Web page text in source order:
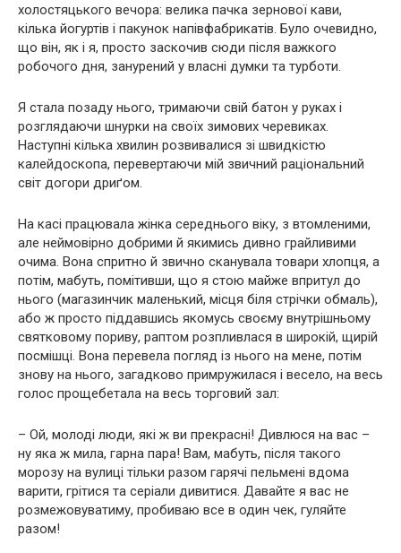
холостяцького вечора: велика пачка зернової кави,
кілька йогуртів і пакунок напівфабрикатів. Було очевидно,
що він, як і я, просто заскочив сюди після важкого
робочого дня, занурений у власні думки та турботи.
Я стала позаду нього, тримаючи свій батон у руках і
розглядаючи шнурки на своїх зимових черевиках.
Наступні кілька хвилин розвивалися зі швидкістю
калейдоскопа, перевертаючи мій звичний раціональний
світ догори дриґом.
На касі працювала жінка середнього віку, з втомленими,
але неймовірно добрими й якимись дивно грайливими
очима. Вона спритно й звично сканувала товари хлопця, а
потім, мабуть, помітивши, що я стою майже впритул до
нього (магазинчик маленький, місця біля стрічки обмаль),
або ж просто піддавшись якомусь своєму внутрішньому
святковому пориву, раптом розпливлася в широкій, щирій
посмішці. Вона перевела погляд із нього на мене, потім
знову на нього, загадково примружилася і весело, на весь
голос прощебетала на весь торговий зал:
– Ой, молоді люди, які ж ви прекрасні! Дивлюся на вас –
ну яка ж мила, гарна пара! Вам, мабуть, після такого
морозу на вулиці тільки разом гарячі пельмені вдома
варити, грітися та серіали дивитися. Давайте я вас не
розмежовуватиму, пробиваю все в один чек, гуляйте
разом!